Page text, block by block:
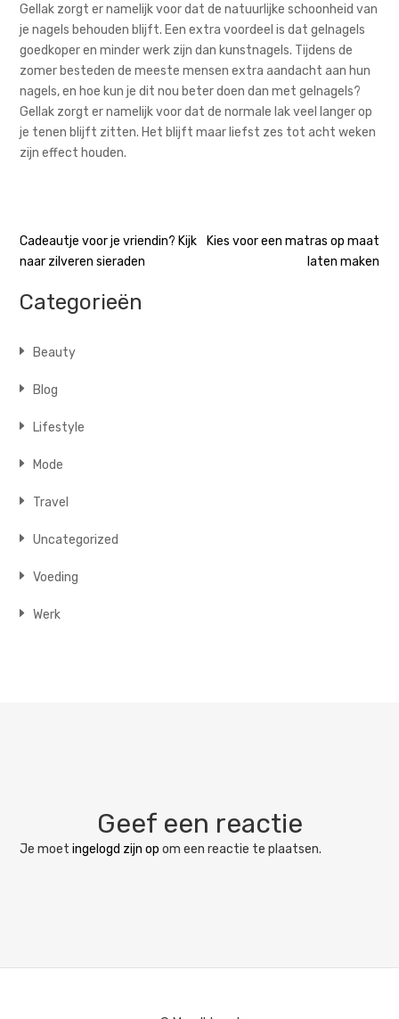
Gellak zorgt er namelijk voor dat de natuurlijke schoonheid van
je nagels behouden blijft. Een extra voordeel is dat gelnagels
goedkoper en minder werk zijn dan kunstnagels. Tijdens de
zomer besteden de meeste mensen extra aandacht aan hun
nagels, en hoe kun je dit nou beter doen dan met gelnagels?
Gellak zorgt er namelijk voor dat de normale lak veel langer op
je tenen blijft zitten. Het blijft maar liefst zes tot acht weken
zijn effect houden.
Bericht
navigatie
Cadeautje voor je vriendin? Kijk
naar zilveren sieraden
Kies voor een matras op maat
laten maken
Categorieën
Beauty
Blog
Lifestyle
Mode
Travel
Uncategorized
Voeding
Werk
Geef een reactie
Je moetingelogd zijn op om een reactie te plaatsen.